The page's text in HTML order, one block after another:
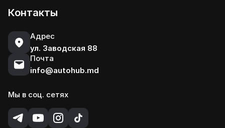
Контакты
Адрес
ул. Заводская 88
Почта
info@autohub.md
Мы в соц. сетях